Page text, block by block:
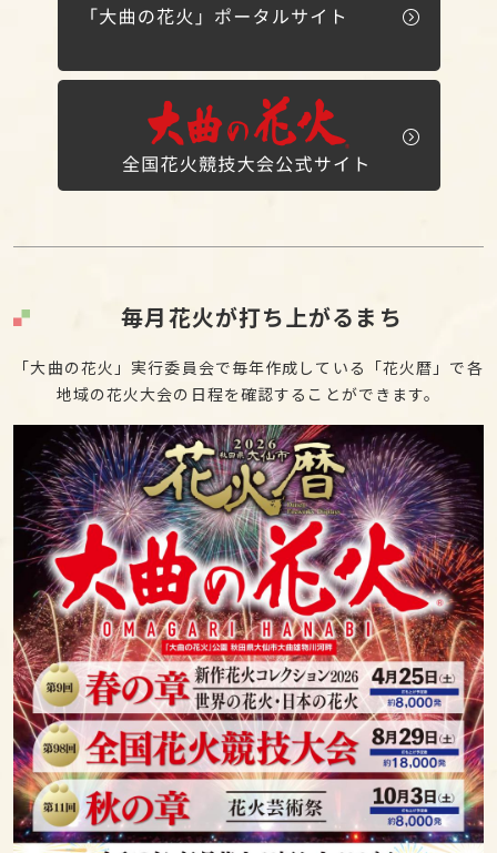
毎月花火が打ち上がるまち
「大曲の花火」実行委員会で毎年作成している「花火暦」で各
地域の花火大会の日程を確認することができます。